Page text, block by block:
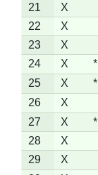
21
X
22
X
23
X
24
X *
25
X *
26
X
27
X *
28
X
29
X